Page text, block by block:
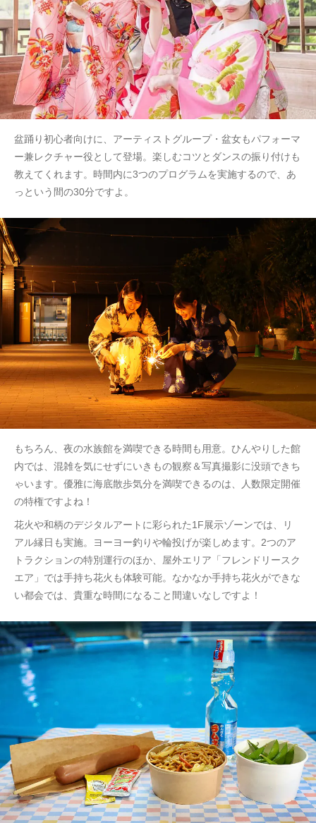
盆踊り初心者向けに、アーティストグループ・盆女もパフォーマ
ー兼レクチャー役として登場。楽しむコツとダンスの振り付けも
教えてくれます。時間内に3つのプログラムを実施するので、あ
っという間の30分ですよ。
もちろん、夜の水族館を満喫できる時間も用意。ひんやりした館
内では、混雑を気にせずにいきもの観察＆写真撮影に没頭できち
ゃいます。優雅に海底散歩気分を満喫できるのは、人数限定開催
の特権ですよね！
花火や和柄のデジタルアートに彩られた1F展示ゾーンでは、リ
アル縁日も実施。ヨーヨー釣りや輪投げが楽しめます。2つのア
トラクションの特別運行のほか、屋外エリア「フレンドリースク
エア」では手持ち花火も体験可能。なかなか手持ち花火ができな
い都会では、貴重な時間になること間違いなしですよ！